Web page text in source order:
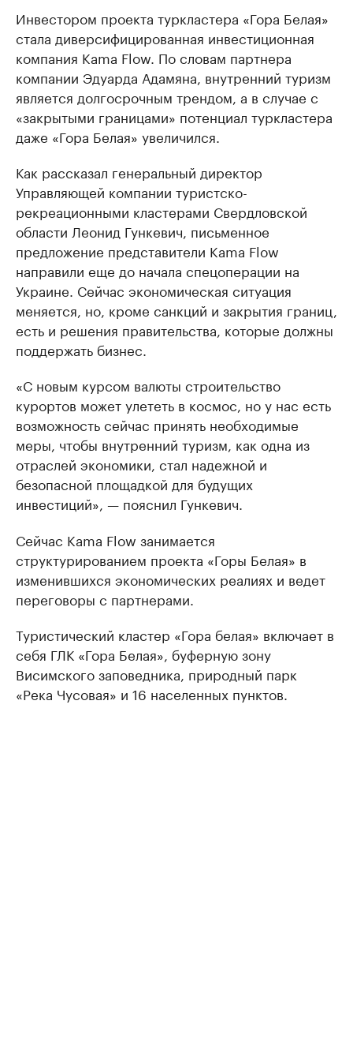
Инвестором проекта туркластера «Гора Белая»
стала диверсифицированная инвестиционная
компания Kama Flow. По словам партнера
компании Эдуарда Адамяна, внутренний туризм
является долгосрочным трендом, а в случае с
«закрытыми границами» потенциал туркластера
даже «Гора Белая» увеличился.
Как рассказал генеральный директор
Управляющей компании туристско-
рекреационными кластерами Свердловской
области Леонид Гункевич, письменное
предложение представители Kama Flow
направили еще до начала спецоперации на
Украине. Сейчас экономическая ситуация
меняется, но, кроме санкций и закрытия границ,
есть и решения правительства, которые должны
поддержать бизнес.
«С новым курсом валюты строительство
курортов может улететь в космос, но у нас есть
возможность сейчас принять необходимые
меры, чтобы внутренний туризм, как одна из
отраслей экономики, стал надежной и
безопасной площадкой для будущих
инвестиций», — пояснил Гункевич.
Сейчас Kama Flow занимается
структурированием проекта «Горы Белая» в
изменившихся экономических реалиях и ведет
переговоры с партнерами.
Туристический кластер «Гора белая» включает в
себя ГЛК «Гора Белая», буферную зону
Висимского заповедника, природный парк
«Река Чусовая» и 16 населенных пунктов.